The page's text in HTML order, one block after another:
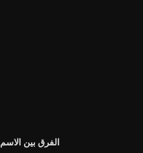
الفرق بين الاسم